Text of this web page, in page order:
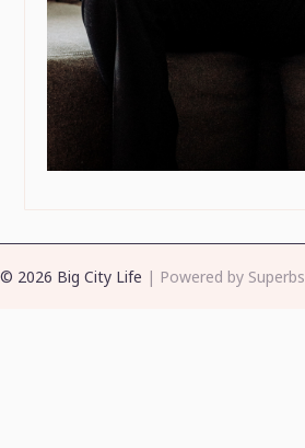
© 2026 Big City Life | Powered by Superbs